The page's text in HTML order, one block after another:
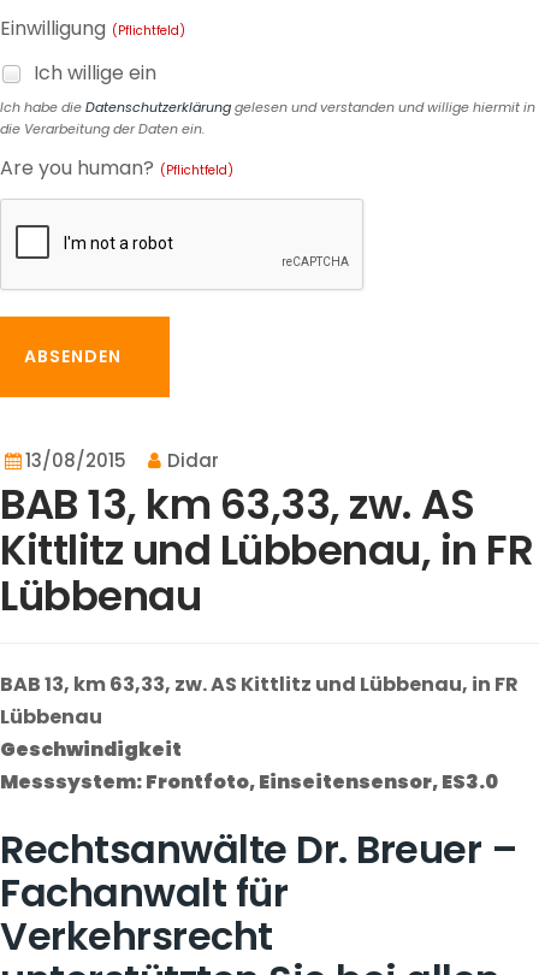
Einwilligung (Pflichtfeld)
Ich willige ein
Ich habe dieDatenschutzerklärunggelesen und verstanden und willige hiermit in
die Verarbeitung der Daten ein.
Are you human? (Pflichtfeld)
ABSENDEN
13/08/2015 Didar
BAB 13, km 63,33, zw. AS
Kittlitz und Lübbenau, in FR
Lübbenau
BAB 13, km 63,33, zw. AS Kittlitz und Lübbenau, in FR
Lübbenau
Geschwindigkeit
Messsystem: Frontfoto, Einseitensensor, ES3.0
Rechtsanwälte Dr. Breuer –
Fachanwalt für
Verkehrsrecht